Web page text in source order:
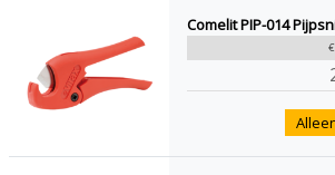
Comelit PIP-014